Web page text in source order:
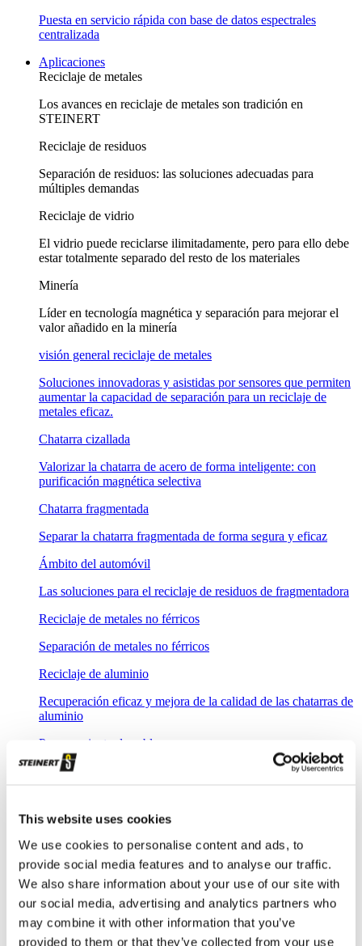
This website uses cookies
We use cookies to personalise content and ads, to
provide social media features and to analyse our traffic.
We also share information about your use of our site with
our social media, advertising and analytics partners who
may combine it with other information that you’ve
provided to them or that they’ve collected from your use
Puesta en servicio rápida con base de datos espectrales
centralizada
Aplicaciones
Reciclaje de metales
Los avances en reciclaje de metales son tradición en
STEINERT
Reciclaje de residuos
Separación de residuos: las soluciones adecuadas para
múltiples demandas
Reciclaje de vidrio
El vidrio puede reciclarse ilimitadamente, pero para ello debe
estar totalmente separado del resto de los materiales
Minería
Líder en tecnología magnética y separación para mejorar el
valor añadido en la minería
visión general reciclaje de metales
Soluciones innovadoras y asistidas por sensores que permiten
aumentar la capacidad de separación para un reciclaje de
metales eficaz.
Chatarra cizallada
Valorizar la chatarra de acero de forma inteligente: con
purificación magnética selectiva
Chatarra fragmentada
Separar la chatarra fragmentada de forma segura y eficaz
Ámbito del automóvil
Las soluciones para el reciclaje de residuos de fragmentadora
Reciclaje de metales no férricos
Separación de metales no férricos
Reciclaje de aluminio
Recuperación eficaz y mejora de la calidad de las chatarras de
aluminio
Procesamiento de cables
Tecnología de separación óptica de gran resolución para
Reciclaje de chatarra electrónica (RAEE)
Soluciones de separación flexibles para tareas exigentes en el
reciclaje de chatarra electrónica
Cenizas procedentes de incineradoras
Tecnología potente de separación y clasificación para el
reciclaje de escorias de incineración procedentes de las
incineradoras de residuos domésticos